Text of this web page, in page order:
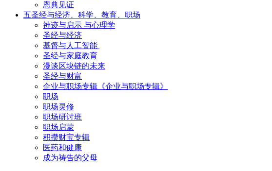
恩典见证
五圣经与经济、科学、教育、职场
神迹与启示 与心理学
圣经与经济
基督与人工智能
圣经与家庭教育
漫谈区块链的未来
圣经与财富
企业与职场专辑《企业与职场专辑》
职场
职场灵修
职场研讨班
职场启蒙
积攒财宝专辑
医药和健康
成为祷告的父母